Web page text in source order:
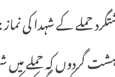
حملے کے شہدا کی نماز
گردوں کہ حملے میں